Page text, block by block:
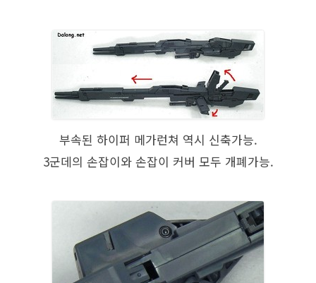
부속된 하이퍼 메가런쳐 역시 신축가능.
3군데의 손잡이와 손잡이 커버 모두 개폐가능.